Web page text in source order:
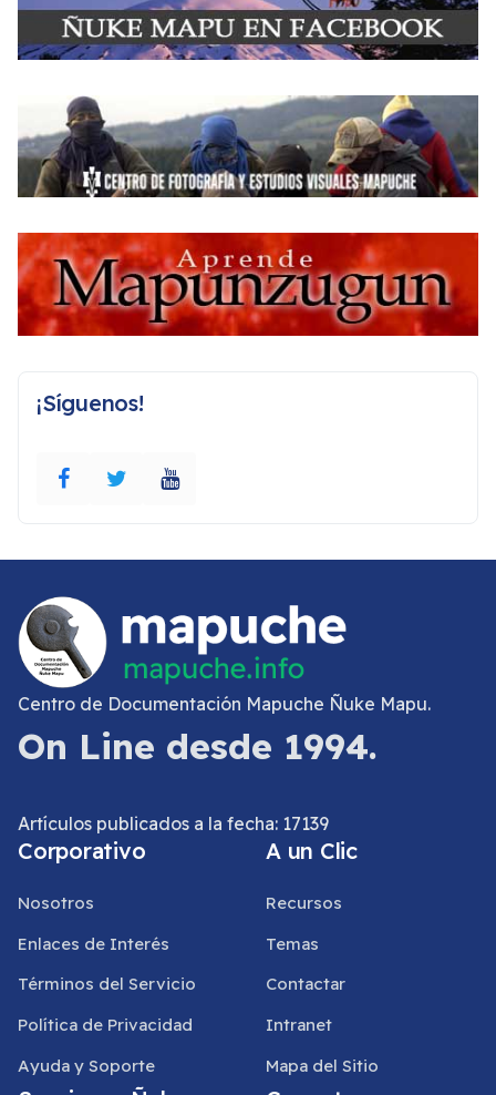
¡Síguenos!
Centro de Documentación Mapuche Ñuke Mapu.
On Line desde 1994.
Artículos publicados a la fecha: 17139
Corporativo
Nosotros
Enlaces de Interés
Términos del Servicio
Política de Privacidad
Ayuda y Soporte
A un Clic
Recursos
Temas
Contactar
Intranet
Mapa del Sitio